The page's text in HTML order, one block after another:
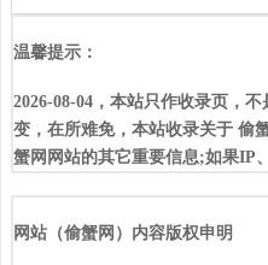
温馨提示：
2026-08-04，本站只作收录页，
变，在所难免，本站收录关于 偷
蟹网网站的其它重要信息;如果IP
网站（偷蟹网）内容版权申明